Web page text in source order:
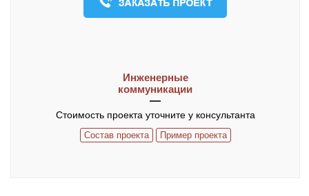
Инженерные
коммуникации
Стоимость проекта уточните у консультанта
Состав проекта Пример проекта